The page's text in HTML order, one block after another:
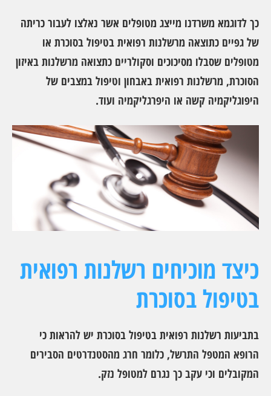
כך לדוגמא משרדנו מייצג מטופלים אשר נאלצו לעבור כריתה
של גפיים כתוצאה מרשלנות רפואית בטיפול בסוכרת או
מטופלים שסבלו מסיכוכים וסקולריים כתצואה מרשלנות באיזון
הסוכרת, מרשלנות רפואית באבחון וטיפול במצבים של
היפוגליקמיה קשה או היפרגליקמיה ועוד.
כיצד מוכיחים רשלנות רפואית
בטיפול בסוכרת
בתביעות רשלנות רפואית בטיפול בסוכרת יש להראות כי
הרופא המטפל התרשל, כלומר חרג מהסטנדרטים הסבירים
המקובלים וכי עקב כך נגרם למטופל נזק.